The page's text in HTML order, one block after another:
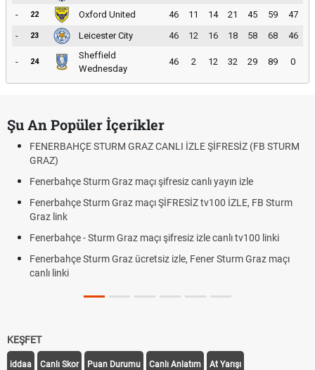
-
22 Oxford United 46 11 14 21 45 59
47
-
23 Leicester City 46 12 16 18 58 68 46
- 24
Sheffield
Wednesday
46 2 12 32 29 89 0
Şu An Popüler İçerikler
FENERBAHÇE STURM GRAZ CANLI İZLE ŞİFRESİZ (FB STURM
GRAZ)
Fenerbahçe Sturm Graz maçı şifresiz canlı yayın izle
Fenerbahçe Sturm Graz maçı ŞİFRESİZ tv100 İZLE, FB Sturm
Graz link
Fenerbahçe - Sturm Graz maçı şifresiz izle canlı tv100 linki
Fenerbahçe Sturm Graz ücretsiz izle, Fener Sturm Graz maçı
canlı linki
KEŞFET
iddaa Canlı Skor Puan Durumu Canlı Anlatım At Yarışı